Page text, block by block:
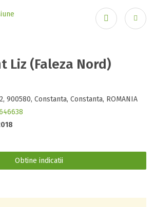
Ai uitat parola?
Liz (Faleza Nord)
900580, Constanta, Constanta, ROMANIA
Obtine indicatii